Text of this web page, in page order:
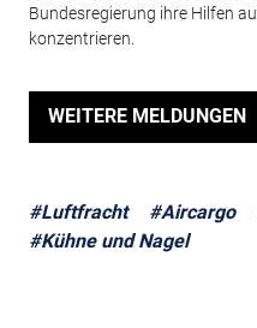
Bundesregierung ihre Hilfen
konzentrieren.
WEITERE MELDUNGEN
#Luftfracht #Aircargo
#Kühne und Nagel